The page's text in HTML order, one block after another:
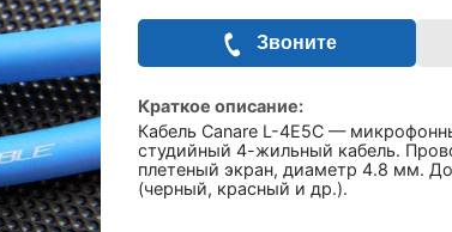
Звоните
Краткое описание:
Кабель Canare L-4E5C —
студийный 4-жильный кабель.
плетеный экран, диаметр 4.8 мм.
(черный, красный и др.).